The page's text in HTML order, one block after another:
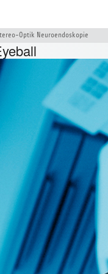
Optik Neuroendoskopie